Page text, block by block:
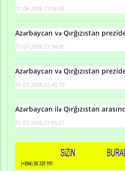
01-08-2026 23:06:06
Azərbaycan və Qırğızıstan
31-07-2026 23:34:05
Azərbaycan və Qırğızıstan
31-07-2026 22:40:10
Azərbaycan ilə Qırğızıstan
31-07-2026 21:05:21